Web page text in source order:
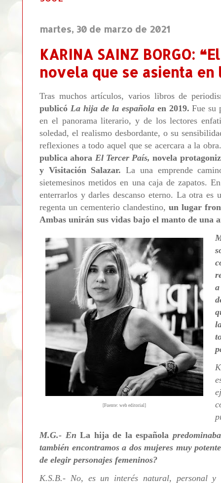
martes, 30 de marzo de 2021
KARINA SAINZ BORGO:
novela que se asienta en
Tras muchos artículos, varios libros de
publicó La hija de la españolaen 2019. Fue su
en el panorama literario, y de los lectores
soledad, el realismo desbordante, o su
reflexiones a todo aquel que se acercara a la
publica ahora El Tercer País, novela
y Visitación Salazar. La una emprende
sietemesinos metidos en una caja de zapatos.
enterrarlos y darles descanso eterno. La otra es
regenta un cementerio clandestino, un lugar
Ambas unirán sus vidas bajo el manto de una
[Fuente: web editorial]
M.G.- EnLa hija de la española
también encontramos a dos mujeres muy
de elegir personajes femeninos?
K.S.B.- No, es un interés natural, personal